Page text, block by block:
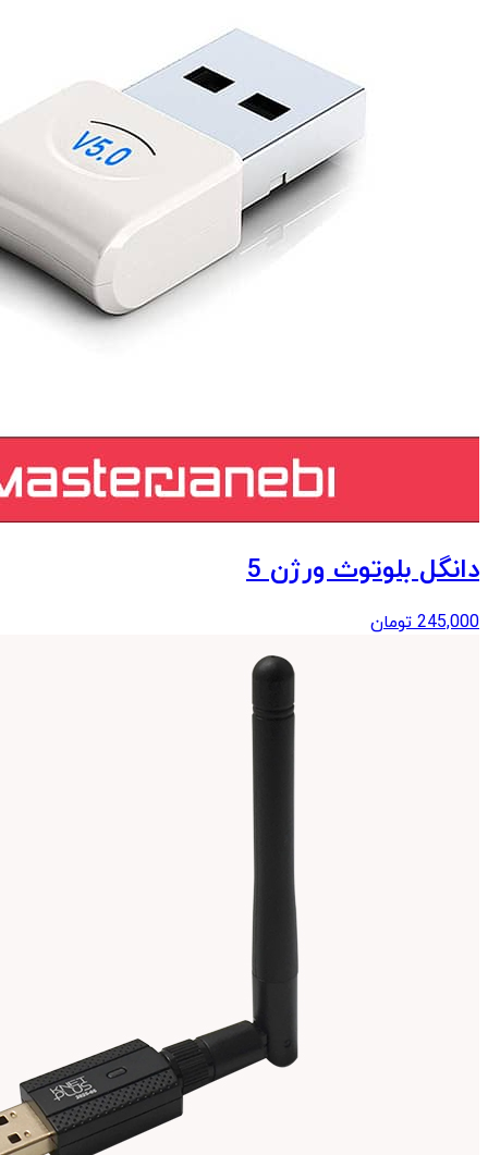
دانگل بلوتوث ورژن 5
245,000 تومان